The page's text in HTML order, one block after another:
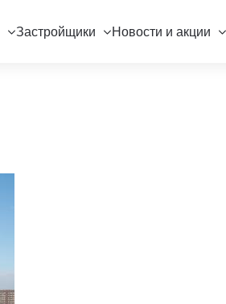
Застройщики Новости и акции